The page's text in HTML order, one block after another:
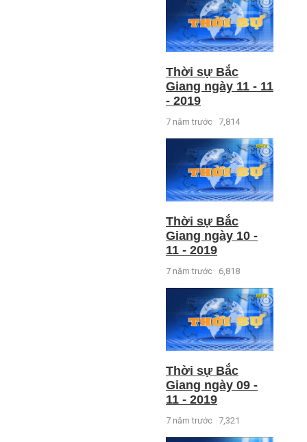
Thời sự Bắc
Giang ngày 11 - 11
- 2019
7 năm trước 7,814
Thời sự Bắc
Giang ngày 10 -
11 - 2019
7 năm trước 6,818
Thời sự Bắc
Giang ngày 09 -
11 - 2019
7 năm trước 7,321